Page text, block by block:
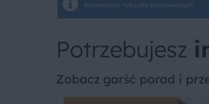
Komentarze tylko dla zalogowanych
Potrzebujesz
Zobacz garść porad i